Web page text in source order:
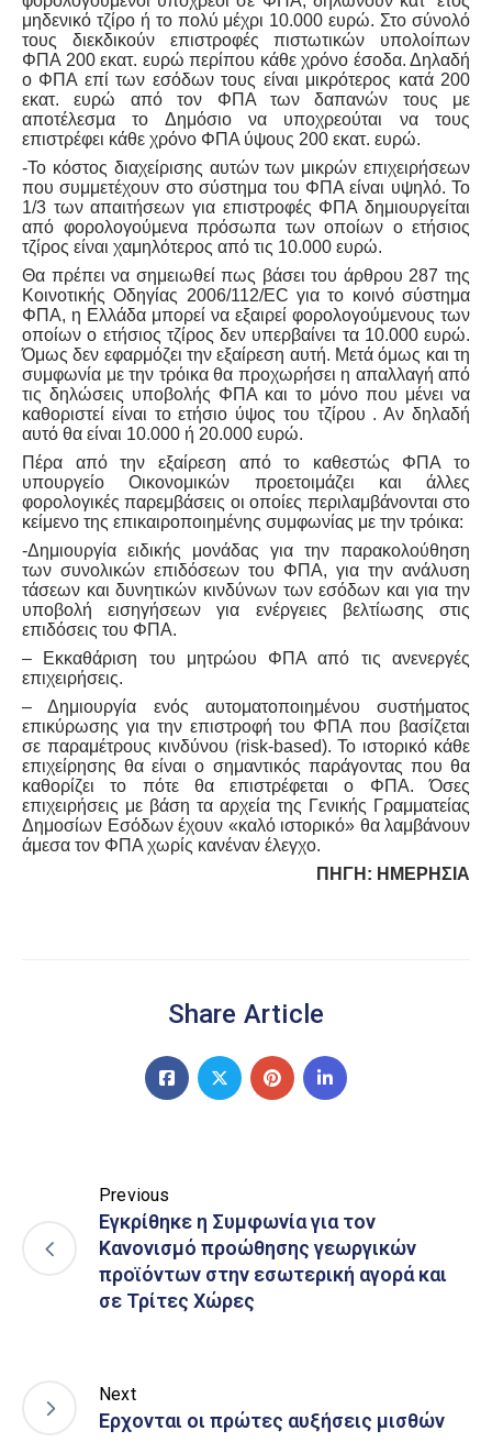
μηδενικό τζίρο ή το πολύ μέχρι 10.000 ευρώ. Στο σύνολό
τους διεκδικούν επιστροφές πιστωτικών υπολοίπων
ΦΠΑ 200 εκατ. ευρώ περίπου κάθε χρόνο έσοδα. Δηλαδή
ο ΦΠΑ επί των εσόδων τους είναι μικρότερος κατά 200
εκατ. ευρώ από τον ΦΠΑ των δαπανών τους με
αποτέλεσμα το Δημόσιο να υποχρεούται να τους
επιστρέφει κάθε χρόνο ΦΠΑ ύψους 200 εκατ. ευρώ.
-Το κόστος διαχείρισης αυτών των μικρών επιχειρήσεων
που συμμετέχουν στο σύστημα του ΦΠΑ είναι υψηλό. Το
1/3 των απαιτήσεων για επιστροφές ΦΠΑ δημιουργείται
από φορολογούμενα πρόσωπα των οποίων ο ετήσιος
τζίρος είναι χαμηλότερος από τις 10.000 ευρώ.
Θα πρέπει να σημειωθεί πως βάσει του άρθρου 287 της
Κοινοτικής Οδηγίας 2006/112/EC για το κοινό σύστημα
ΦΠΑ, η Ελλάδα μπορεί να εξαιρεί φορολογούμενους των
οποίων ο ετήσιος τζίρος δεν υπερβαίνει τα 10.000 ευρώ.
Όμως δεν εφαρμόζει την εξαίρεση αυτή. Μετά όμως και τη
συμφωνία με την τρόικα θα προχωρήσει η απαλλαγή από
τις δηλώσεις υποβολής ΦΠΑ και το μόνο που μένει να
καθοριστεί είναι το ετήσιο ύψος του τζίρου . Αν δηλαδή
αυτό θα είναι 10.000 ή 20.000 ευρώ.
Πέρα από την εξαίρεση από το καθεστώς ΦΠΑ το
υπουργείο Οικονομικών προετοιμάζει και άλλες
φορολογικές παρεμβάσεις οι οποίες περιλαμβάνονται στο
κείμενο της επικαιροποιημένης συμφωνίας με την τρόικα:
-Δημιουργία ειδικής μονάδας για την παρακολούθηση
των συνολικών επιδόσεων του ΦΠΑ, για την ανάλυση
τάσεων και δυνητικών κινδύνων των εσόδων και για την
υποβολή εισηγήσεων για ενέργειες βελτίωσης στις
επιδόσεις του ΦΠΑ.
– Εκκαθάριση του μητρώου ΦΠΑ από τις ανενεργές
επιχειρήσεις.
– Δημιουργία ενός αυτοματοποιημένου συστήματος
επικύρωσης για την επιστροφή του ΦΠΑ που βασίζεται
σε παραμέτρους κινδύνου (risk-based). Το ιστορικό κάθε
επιχείρησης θα είναι ο σημαντικός παράγοντας που θα
καθορίζει το πότε θα επιστρέφεται ο ΦΠΑ. Όσες
επιχειρήσεις με βάση τα αρχεία της Γενικής Γραμματείας
Δημοσίων Εσόδων έχουν «καλό ιστορικό» θα λαμβάνουν
άμεσα τον ΦΠΑ χωρίς κανέναν έλεγχο.
ΠΗΓΗ: ΗΜΕΡΗΣΙΑ
Share Article
Previous
Εγκρίθηκε η Συμφωνία για τον
Κανονισμό προώθησης γεωργικών
προϊόντων στην εσωτερική αγορά και
σε Τρίτες Χώρες
Next
Ερχονται οι πρώτες αυξήσεις μισθών